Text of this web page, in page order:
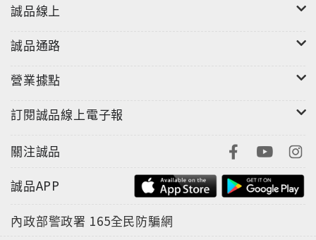
誠品線上
誠品通路
營業據點
訂閱誠品線上電子報
關注誠品
誠品APP
內政部警政署 165全民防騙網